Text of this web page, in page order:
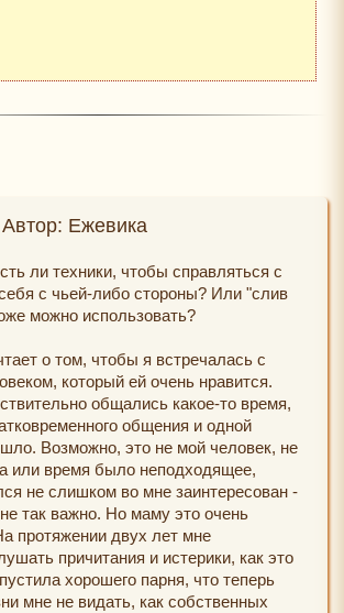
Ежевика
ли техники, чтобы справляться с
с чьей-либо стороны? Или "слив
можно использовать?
о том, чтобы я встречалась с
который ей очень нравится.
общались какое-то время,
общения и одной
Возможно, это не мой человек, не
или время было неподходящее,
не слишком во мне заинтересован -
так важно. Но маму это очень
протяжении двух лет мне
причитания и истерики, как это
хорошего парня, что теперь
мне не видать, как собственных